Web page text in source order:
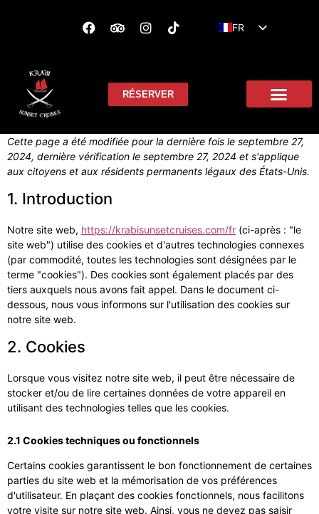
FR
RÉSERVER
Cette page a été modifiée pour la dernière fois le septembre 27,
2024, dernière vérification le septembre 27, 2024 et s'applique
aux citoyens et aux résidents permanents légaux des États-Unis.
1. Introduction
Notre site web, https://krabisunsetcruises.com/fr (ci-après : "le
site web") utilise des cookies et d'autres technologies connexes
(par commodité, toutes les technologies sont désignées par le
terme "cookies"). Des cookies sont également placés par des
tiers auxquels nous avons fait appel. Dans le document ci-
dessous, nous vous informons sur l'utilisation des cookies sur
notre site web.
2. Cookies
Lorsque vous visitez notre site web, il peut être nécessaire de
stocker et/ou de lire certaines données de votre appareil en
utilisant des technologies telles que les cookies.
2.1 Cookies techniques ou fonctionnels
Certains cookies garantissent le bon fonctionnement de certaines
parties du site web et la mémorisation de vos préférences
d'utilisateur. En plaçant des cookies fonctionnels, nous facilitons
votre visite sur notre site web. Ainsi, vous ne devez pas saisir